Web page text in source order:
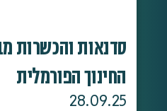
סדנאות והכשרות
החינוך הפורמלית
28.09.25